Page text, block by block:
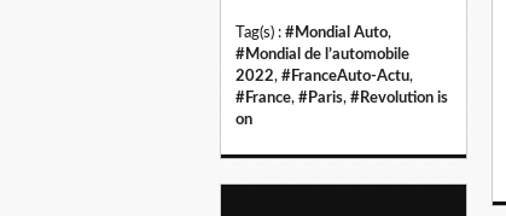
Tag(s) : #Mondial Auto,
#Mondial de l’automobile
2022, #FranceAuto-Actu,
#France, #Paris, #Revolution is
on